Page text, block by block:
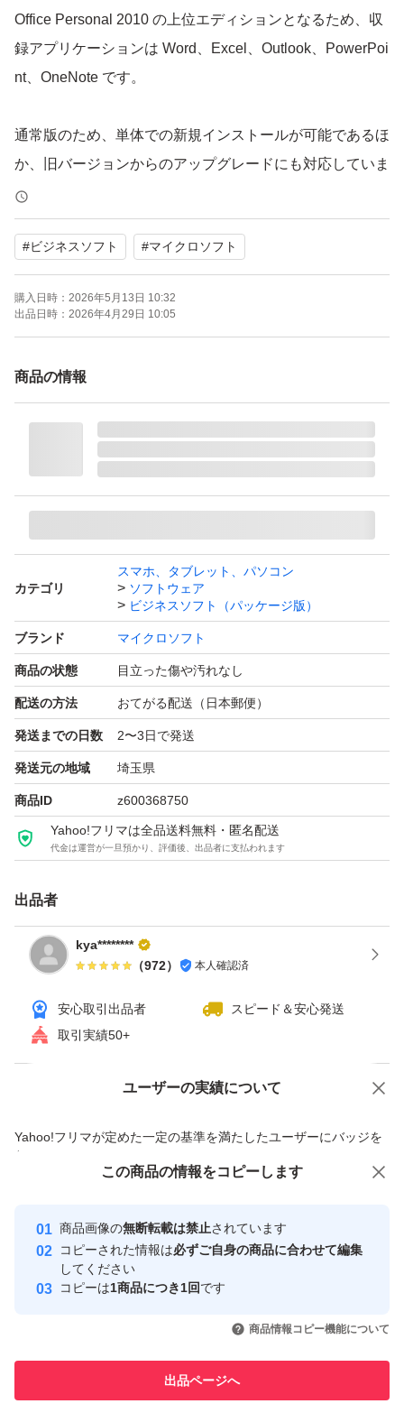
Office Personal 2010 の上位エディションとなるため、収
録アプリケーションは Word、Excel、Outlook、PowerPoi
nt、OneNote です。
通常版のため、単体での新規インストールが可能であるほ
か、旧バージョンからのアップグレードにも対応していま
す。
また、OEM版とは異なり、最大2台のPCにインストール
可能です。
■セットアップに関する情報
・プロダクトキーは付属しています
・製品版ライセンスのため、最大2台のPCにインストール
・2台目の利用については、Microsoftのライセンス規約に
・インストールには Microsoft が定めたシステム要件を満
たすシステム環境が必要です
・商用利用可能（非アカデミック版）
■製品仕様・対応形式
・Word 2010
・Excel 2010
・Outlook 2010
・PowerPoint 2010
・OneNote 2010
※Office 2007以降で採用された「Open XML」形式（.doc
x など）のファイルに対応しています。
・クイック スタート
・取扱説明書（お使いになる前に）
・正規プロダクトキー付き DVD ケース
・オリジナルパッケージ箱
・マイクロソフトのサポートは終了しています
・現行ハードウェア／ネットワーク環境での動作保証はあ
・インストールおよび設定には相応の知識が必要です
・動作保証およびサポート対応は行っておりません
・返品・返金には対応できません
め、インストール後は Microsoft のライセンス認証ポータ
ル にて、スマートフォンなどのインターネット接続が可
#ビジネスソフト #マイクロソフト
購入日時： 2026年5月13日 10:32
出品日時： 2026年4月29日 10:05
商品の情報
カテゴリ
スマホ、タブレット、パソコン
ソフトウェア
ビジネスソフト（パッケージ版）
ブランド マイクロソフト
商品の状態 目立った傷や汚れなし
配送の方法 おてがる配送（日本郵便）
発送までの日数 2〜3日で発送
発送元の地域 埼玉県
商品ID z600368750
Yahoo!フリマは全品送料無料・匿名配送
代金は運営が一旦預かり、評価後、出品者に支払われます
出品者
kya********
（972） 本人確認済
安心取引出品者
スピード＆安心発送
取引実績50+
ユーザーの実績について
Yahoo!フリマが定めた一定の基準を満たしたユーザーにバッジを
付与しています
安心取引出品者
心・安全なユーザーです
取引実績
引を完了させた実績があります
での取引実績があります
価格の相談 商品への質問
この商品の情報をコピーします
商品画像の無断転載は禁止されています
コピーされた情報は必ずご自身の商品に合わせて編集
してください
コピーは1商品につき1回です
商品情報コピー機能について
出品ページへ
この商品をみている人にオススメ